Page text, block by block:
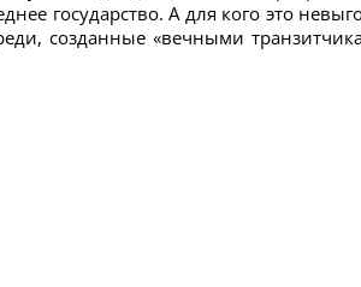
государство. А для кого это
созданные «вечными